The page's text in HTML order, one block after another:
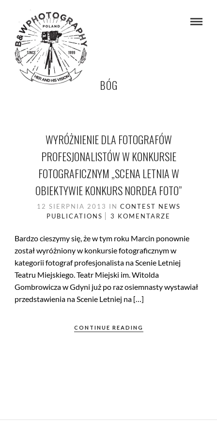
BÓG
WYRÓŻNIENIE DLA FOTOGRAFÓW
PROFESJONALISTÓW W KONKURSIE
FOTOGRAFICZNYM „SCENA LETNIA W
OBIEKTYWIE KONKURS NORDEA FOTO”
12 SIERPNIA 2013 IN CONTEST NEWS
PUBLICATIONS
3 KOMENTARZE
Bardzo cieszymy się, że w tym roku Marcin ponownie
został wyróżniony w konkursie fotograficznym w
kategorii fotograf profesjonalista na Scenie Letniej
Teatru Miejskiego. Teatr Miejski im. Witolda
Gombrowicza w Gdyni już po raz osiemnasty wystawiał
przedstawienia na Scenie Letniej na […]
CONTINUE READING